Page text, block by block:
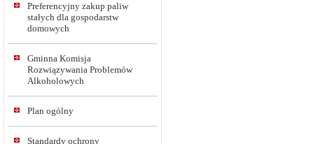
Preferencyjny zakup paliw
stałych dla gospodarstw
domowych
Gminna Komisja
Rozwiązywania Problemów
Alkoholowych
Plan ogólny
Standardy ochrony